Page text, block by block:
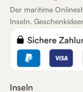
Der maritime
Inseln.
Inseln